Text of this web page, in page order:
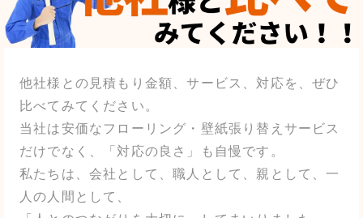
他社様との見積もり金額、サービス、対応を、ぜひ
比べてみてください。
当社は安価なフローリング・壁紙張り替えサービス
だけでなく、「対応の良さ」も自慢です。
私たちは、会社として、職人として、親として、一
人の人間として、